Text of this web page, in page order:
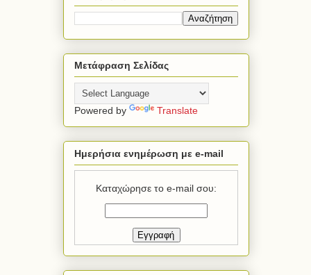
Μετάφραση Σελίδας
Powered by Translate
Ημερήσια ενημέρωση με e-mail
Καταχώρησε το e-mail σου: